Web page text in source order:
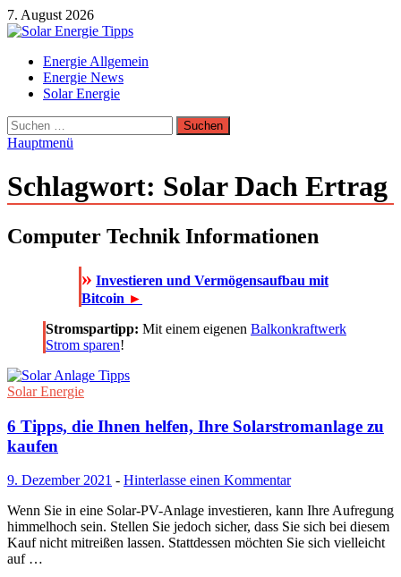
Zum
Inhalt
7. August 2026
Solar Energie Tipps
Solar Energie und Photovoltaik Informationen und Tipps
Energie Allgemein
Energie News
Solar Energie
Suchen
nach:
Hauptmenü
Schlagwort: Solar Dach Ertrag
Computer Technik Informationen
» Investieren und Vermögensaufbau mit
Bitcoin ►
Stromspartipp: Mit einem eigenen Balkonkraftwerk
Strom sparen!
Solar Energie
6 Tipps, die Ihnen helfen, Ihre Solarstromanlage zu
kaufen
9. Dezember 2021 - Hinterlasse einen Kommentar
Wenn Sie in eine Solar-PV-Anlage investieren, kann Ihre Aufregung
himmelhoch sein. Stellen Sie jedoch sicher, dass Sie sich bei diesem
Kauf nicht mitreißen lassen. Stattdessen möchten Sie sich vielleicht
auf …